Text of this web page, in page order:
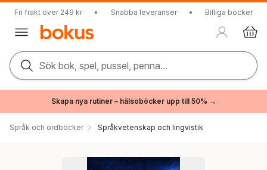
Fri frakt över 249 kr • Snabba leveranser • Billiga böcker
Sök bok, spel, pussel, penna...
Skapa nya rutiner – hälsoböcker upp till 50% →
Språk och ordböcker Språkvetenskap och lingvistik